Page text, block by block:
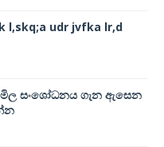
l,skq;a udr jvfka lr,d
මිල සංශෝධනය ගැන ඇසෙන